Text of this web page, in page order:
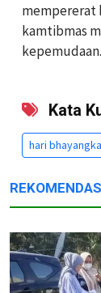
mempererat
kamtibmas
kepemudaan.
Kata
hari